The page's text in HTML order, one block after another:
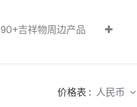
90+吉祥物周边产品
价格表 : 人民币